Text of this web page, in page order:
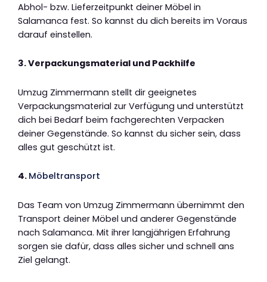
Abhol- bzw. Lieferzeitpunkt deiner Möbel in
Salamanca fest. So kannst du dich bereits im Voraus
darauf einstellen.
3. Verpackungsmaterial und Packhilfe
Umzug Zimmermann stellt dir geeignetes
Verpackungsmaterial zur Verfügung und unterstützt
dich bei Bedarf beim fachgerechten Verpacken
deiner Gegenstände. So kannst du sicher sein, dass
alles gut geschützt ist.
4. Möbeltransport
Das Team von Umzug Zimmermann übernimmt den
Transport deiner Möbel und anderer Gegenstände
nach Salamanca. Mit ihrer langjährigen Erfahrung
sorgen sie dafür, dass alles sicher und schnell ans
Ziel gelangt.